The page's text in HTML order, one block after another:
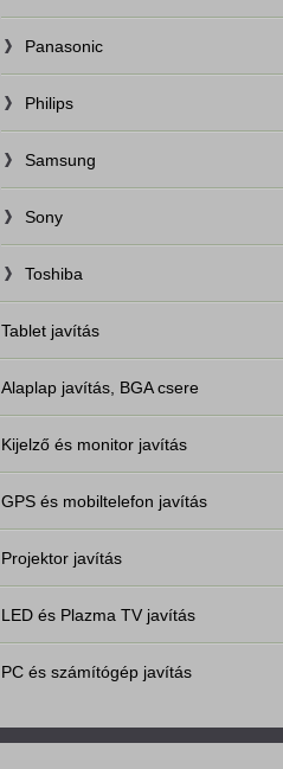
Panasonic
Philips
Samsung
Sony
Toshiba
Tablet javítás
Alaplap javítás, BGA csere
Kijelző és monitor javítás
GPS és mobiltelefon javítás
Projektor javítás
LED és Plazma TV javítás
PC és számítógép javítás